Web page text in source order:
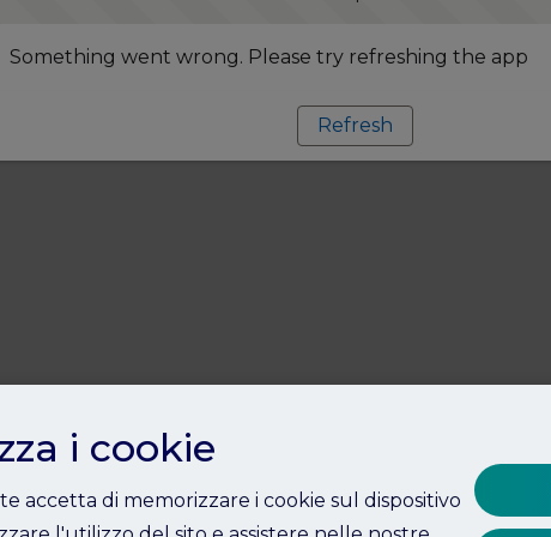
Something went wrong. Please try refreshing the app
Refresh
i cookie
accetta di memorizzare i cookie sul dispositivo